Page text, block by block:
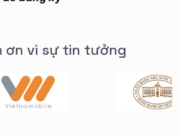
ơn vì sự tin tưởng